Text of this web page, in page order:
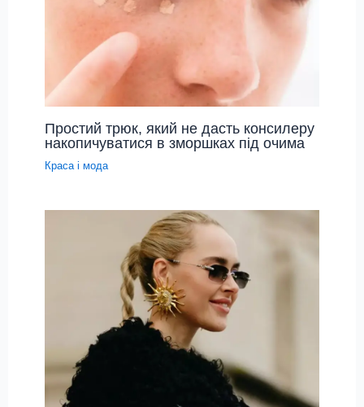
Простий трюк, який не дасть консилеру
накопичуватися в зморшках під очима
Краса і мода